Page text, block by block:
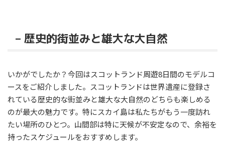
– 歴史的街並みと雄大な大自然
いかがでしたか？今回はスコットランド周遊8日間のモデルコ
ースをご紹介しました。スコットランドは世界遺産に登録さ
れている歴史的な街並みと雄大な大自然のどちらも楽しめる
のが最大の魅力です。特にスカイ島は私たちがもう一度訪れ
たい場所のひとつ。山間部は特に天候が不安定なので、余裕を
持ったスケジュールをおすすめします。